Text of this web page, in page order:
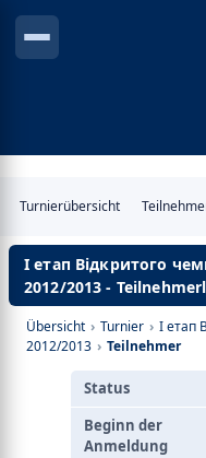
Turnierübersicht
I етап Відкритого
2012/2013 -
Übersicht › Turnier › I етап
2012/2013 › Teilnehmer
Status
Beginn der
Anmeldung